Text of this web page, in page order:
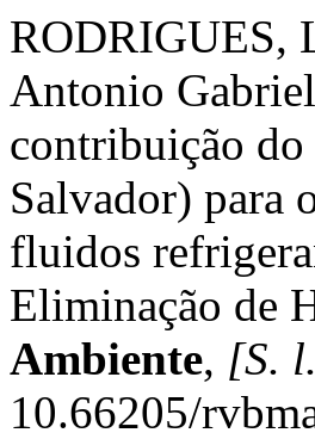
RODRIGUES,
Antonio
contribuição
Salvador) para
fluidos
Eliminação de
Ambiente, [S.
10.66205/